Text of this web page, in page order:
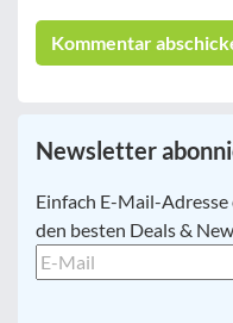
Newsletter
E-
Mail *
Einfach E-Mail-
den besten Deals &